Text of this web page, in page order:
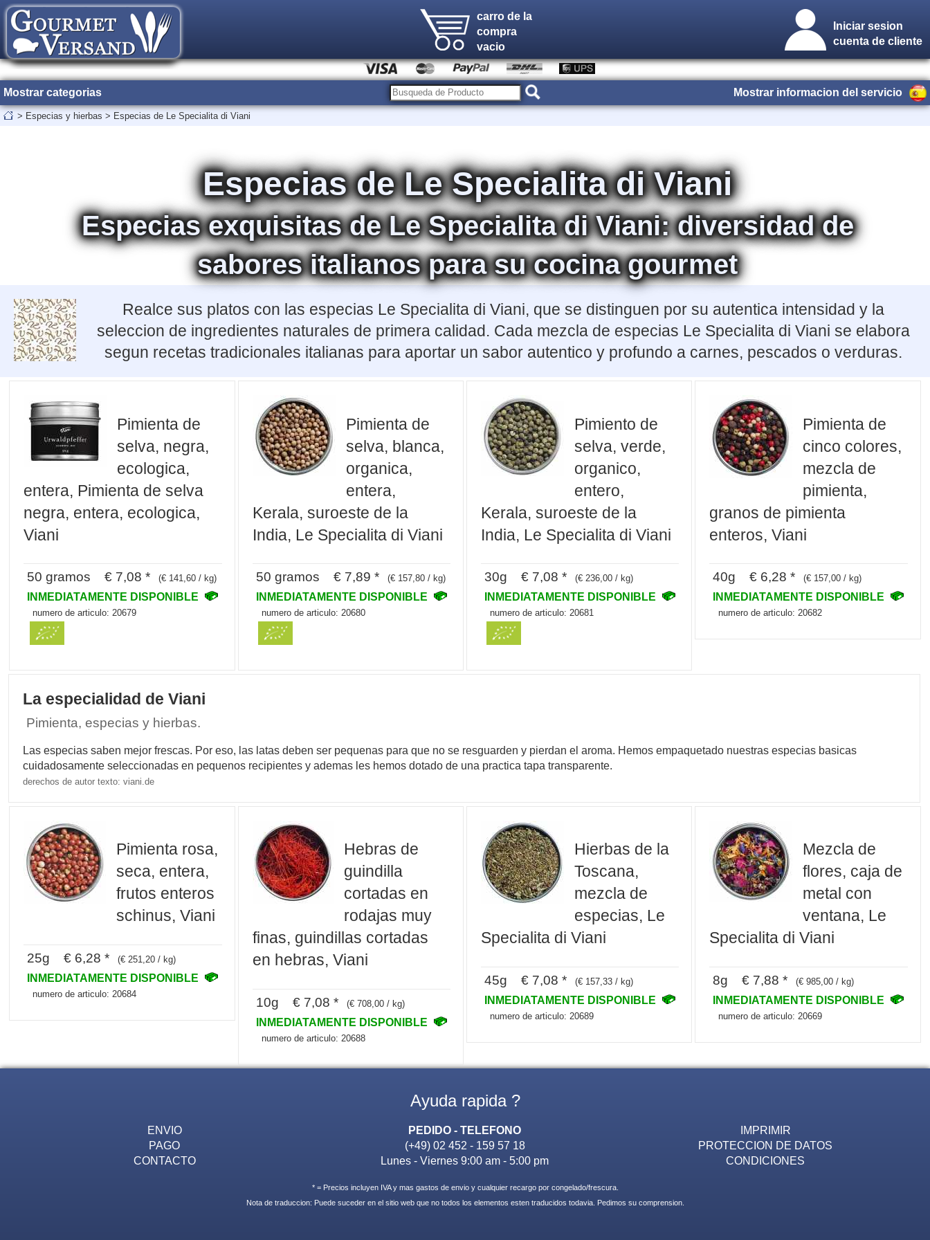
carro de la
compra
vacio
Iniciar sesion
cuenta de cliente
Mostrar categorias Mostrar informacion del servicio
> Especias y hierbas > Especias de Le Specialita di Viani
Especias de Le Specialita di Viani
Especias exquisitas de Le Specialita di Viani: diversidad de
sabores italianos para su cocina gourmet
Realce sus platos con las especias Le Specialita di Viani, que se distinguen por su autentica intensidad y la
seleccion de ingredientes naturales de primera calidad. Cada mezcla de especias Le Specialita di Viani se elabora
segun recetas tradicionales italianas para aportar un sabor autentico y profundo a carnes, pescados o verduras.
Pimienta de
selva, negra,
ecologica,
entera, Pimienta de selva
negra, entera, ecologica,
Viani
50 gramos € 7,08 * (€ 141,60 / kg)
INMEDIATAMENTE DISPONIBLE
numero de articulo: 20679
Pimienta de
selva, blanca,
organica,
entera,
Kerala, suroeste de la
India, Le Specialita di Viani
50 gramos € 7,89 * (€ 157,80 / kg)
INMEDIATAMENTE DISPONIBLE
numero de articulo: 20680
Pimiento de
selva, verde,
organico,
entero,
Kerala, suroeste de la
India, Le Specialita di Viani
30g € 7,08 * (€ 236,00 / kg)
INMEDIATAMENTE DISPONIBLE
numero de articulo: 20681
Pimienta de
cinco colores,
mezcla de
pimienta,
granos de pimienta
enteros, Viani
40g € 6,28 * (€ 157,00 / kg)
INMEDIATAMENTE DISPONIBLE
numero de articulo: 20682
La especialidad de Viani
Pimienta, especias y hierbas.
Las especias saben mejor frescas. Por eso, las latas deben ser pequenas para que no se resguarden y pierdan el aroma. Hemos empaquetado nuestras especias basicas
cuidadosamente seleccionadas en pequenos recipientes y ademas les hemos dotado de una practica tapa transparente.
derechos de autor texto: viani.de
Pimienta rosa,
seca, entera,
frutos enteros
schinus, Viani
25g € 6,28 * (€ 251,20 / kg)
INMEDIATAMENTE DISPONIBLE
numero de articulo: 20684
Hebras de
guindilla
cortadas en
rodajas muy
finas, guindillas cortadas
en hebras, Viani
10g € 7,08 * (€ 708,00 / kg)
INMEDIATAMENTE DISPONIBLE
numero de articulo: 20688
Hierbas de la
Toscana,
mezcla de
especias, Le
Specialita di Viani
45g € 7,08 * (€ 157,33 / kg)
INMEDIATAMENTE DISPONIBLE
numero de articulo: 20689
Mezcla de
flores, caja de
metal con
ventana, Le
Specialita di Viani
8g € 7,88 * (€ 985,00 / kg)
INMEDIATAMENTE DISPONIBLE
numero de articulo: 20669
Ayuda rapida ?
ENVIO
PAGO
CONTACTO
PEDIDO - TELEFONO
(+49) 02 452 - 159 57 18
Lunes - Viernes 9:00 am - 5:00 pm
IMPRIMIR
PROTECCION DE DATOS
CONDICIONES
* = Precios incluyen IVA y mas gastos de envio y cualquier recargo por congelado/frescura.
Nota de traduccion: Puede suceder en el sitio web que no todos los elementos esten traducidos todavia. Pedimos su comprension.